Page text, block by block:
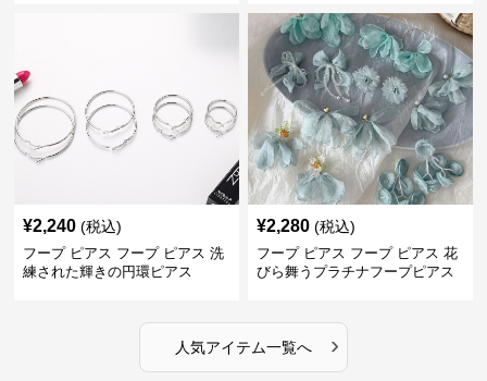
¥2,240 (税込)
フープ ピアス フープ ピアス 洗
練された輝きの円環ピアス
¥2,280 (税込)
フープ ピアス フープ ピアス 花
びら舞うプラチナフープピアス
人気アイテム一覧へ ›